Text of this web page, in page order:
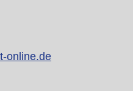
online.de